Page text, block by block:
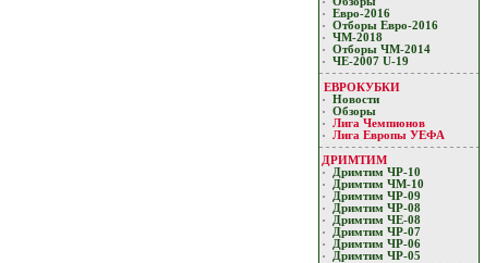
Евро-2016
Отборы Евро-2016
ЧМ-2018
Отборы ЧМ-2014
ЧЕ-2007 U-19
ЕВРОКУБКИ
Новости
Обзоры
Лигa Чемпиoнoв
Лига Европы УЕФA
ДРИМТИМ
Дримтим ЧР-10
Дримтим ЧМ-10
Дримтим ЧР-09
Дримтим ЧР-08
Дримтим ЧЕ-08
Дримтим ЧР-07
Дримтим ЧР-06
Дримтим ЧР-05